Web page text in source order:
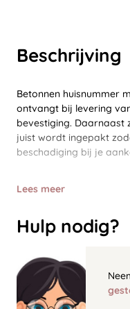
Beschrijving
Betonnen huisnummer
ontvangt bij levering
bevestiging.
juist wordt ingepakt
beschadiging bij je
Lees meer
Hulp nodig?